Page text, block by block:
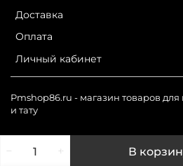
В
Доставка
Оплата
Личный кабинет
Pmshop86.ru - магазин товаров
и тату